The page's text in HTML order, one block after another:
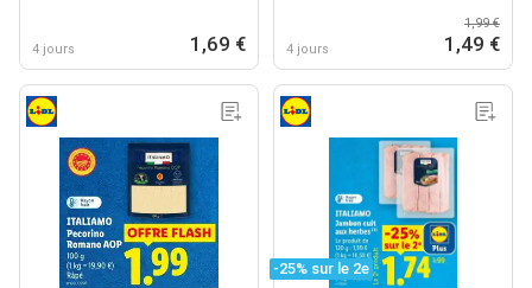
4 jours 1,69 € 4 jours
1,99 €
1,49 €
-25% sur le 2e